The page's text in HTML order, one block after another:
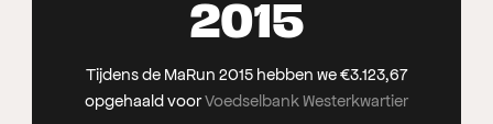
2015
Tijdens de MaRun 2015 hebben we €3.123,67
opgehaald voorVoedselbank Westerkwartier